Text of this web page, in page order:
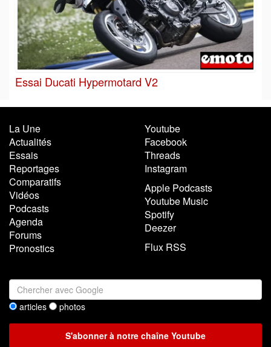
Essai Ducati Hypermotard V2
La Une
Actualités
Essais
Reportages
Comparatifs
Vidéos
Podcasts
Agenda
Forums
Pronostics
Youtube
Facebook
Threads
Instagram
Apple Podcasts
Youtube Music
Spotify
Deezer
Flux RSS
articles photos